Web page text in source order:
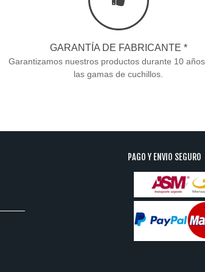
GARANTÍA DE FABRICANTE *
Garantizamos nuestros productos durante 10
las gamas de cuchillos.
PAGO Y ENVIO SEGURO